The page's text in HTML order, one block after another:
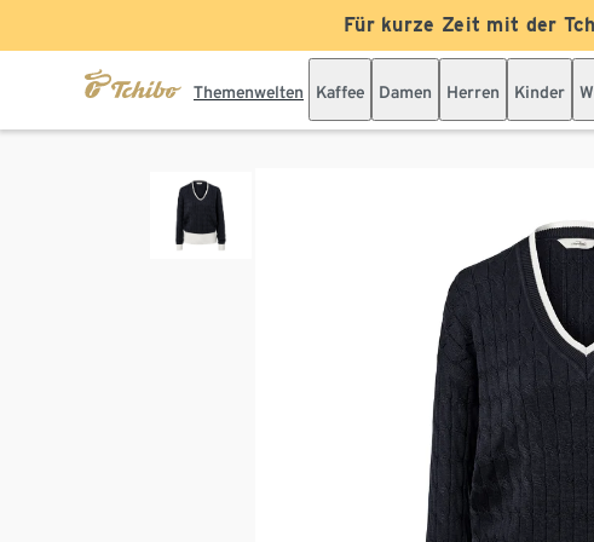
Für kurze Zeit mit der
Themenwelten Kaffee Damen Herren Kinder